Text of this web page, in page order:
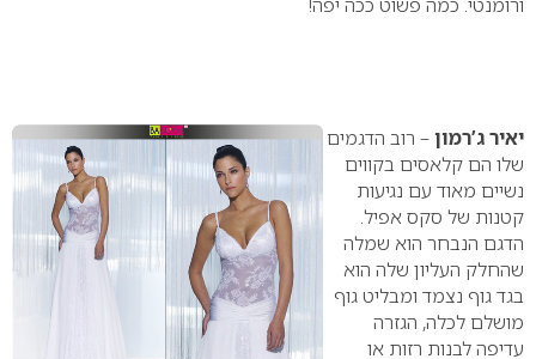
יאיר ג’רמון– רוב הדגמים
שלו הם קלאסים בקווים
נשיים מאוד עם נגיעות
קטנות של סקס אפיל.
הדגם הנבחר הוא שמלה
שהחלק העליון שלה הוא
בגד גוף נצמד ומבליט גוף
מושלם לכלה, הגזרה
עדיפה לבנות רזות או